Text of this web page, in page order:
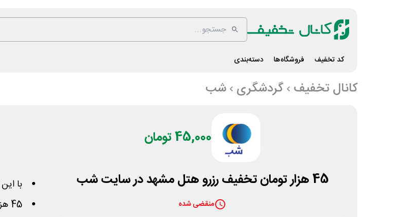
کد تخفیف فروشگاه‌ها دسته‌بندی
کانال تخفیف گردشگری شب
45,000 تومان
45 هزار تومان تخفیف رزرو هتل مشهد در سایت شب
منقضی شده
با
45 هزار تومان تخفیف برای سفارش های بیش از 900 هزار تومان